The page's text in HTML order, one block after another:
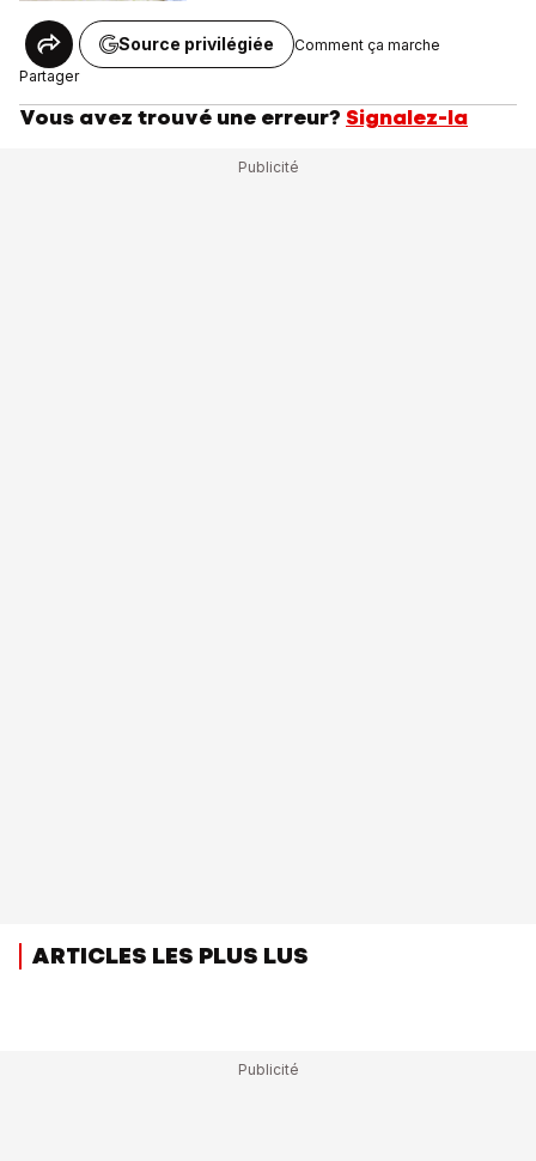
Partager
Source privilégiée Comment ça marche
Vous avez trouvé une erreur? Signalez-la
ARTICLES LES PLUS LUS